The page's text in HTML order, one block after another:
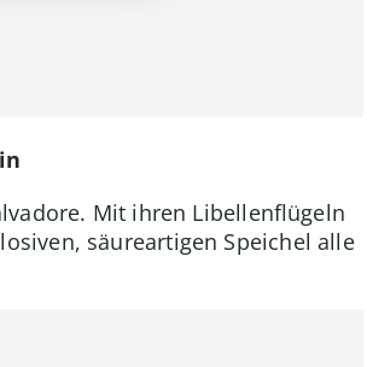
Mit ihren Libellenflügeln
säureartigen Speichel alle